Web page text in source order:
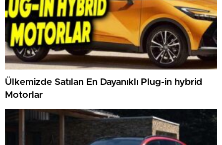
Ülkemizde Satılan En Dayanıklı Plug-in hybrid
Motorlar